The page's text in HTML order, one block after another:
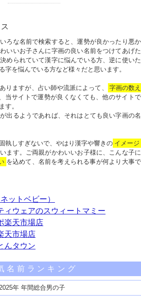
ろな名前で検索すると、運勢が良かったり悪か
いいお子さんに字画の良い名前をつけてあげた
められていて漢字に悩んでいる方、逆に使いた
字を悩んでいる方など様々だと思います。
りますが、占い師や流派によって、
字画の数え
当サイトで運勢が良くなくても、他のサイトで
す。
出るようであれば、それはとても良い字画の名
執しすぎないで、やはり漢字や響きの イメージ
ます。ご両親がかわいいお子様に、こんな子に
を込めて、名前を考えられる事が何より大事で
ットベビー）
ィウェアのスウィートマミー
楽天市場店
天市場店
んタウン
名前ランキング
2025年 年間総合男の子